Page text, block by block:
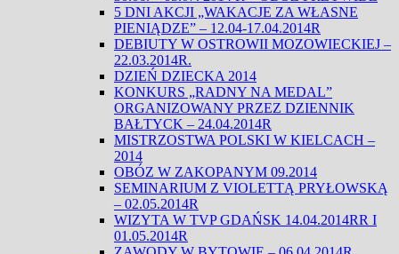
5 DNI AKCJI „WAKACJE ZA WŁASNE
PIENIĄDZE” – 12.04-17.04.2014R
DEBIUTY W OSTROWII MOZOWIECKIEJ –
22.03.2014R.
DZIEŃ DZIECKA 2014
KONKURS „RADNY NA MEDAL”
ORGANIZOWANY PRZEZ DZIENNIK
BAŁTYCK – 24.04.2014R
MISTRZOSTWA POLSKI W KIELCACH –
2014
OBÓZ W ZAKOPANYM 09.2014
SEMINARIUM Z VIOLETTĄ PRYŁOWSKĄ
– 02.05.2014R
WIZYTA W TVP GDAŃSK 14.04.2014RR I
01.05.2014R